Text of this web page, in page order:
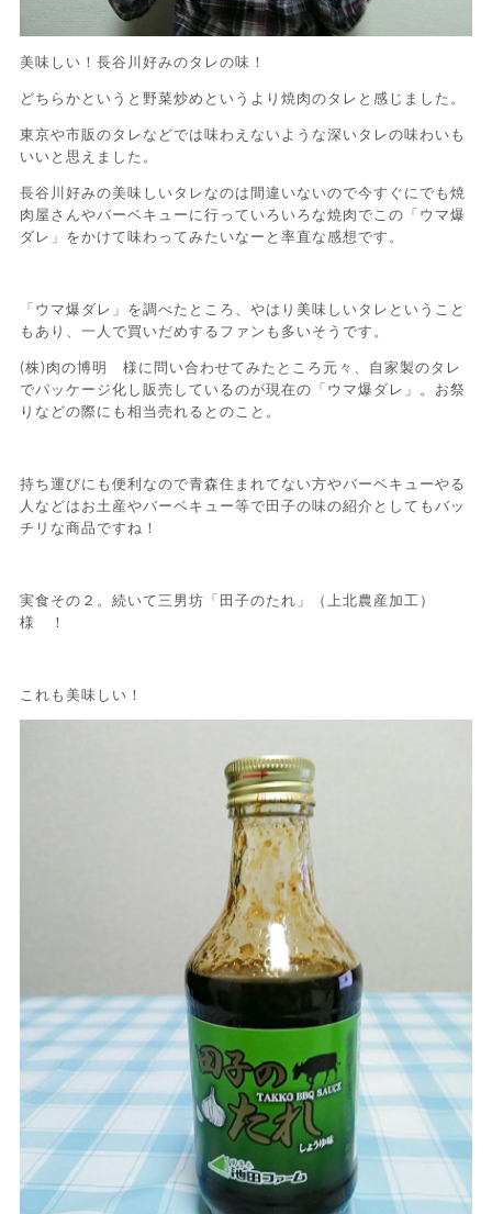
美味しい！長谷川好みのタレの味！
どちらかというと野菜炒めというより焼肉のタレと感じました。
東京や市販のタレなどでは味わえないような深いタレの味わいも
いいと思えました。
長谷川好みの美味しいタレなのは間違いないので今すぐにでも焼
肉屋さんやバーベキューに行っていろいろな焼肉でこの「ウマ爆
ダレ」をかけて味わってみたいなーと率直な感想です。
「ウマ爆ダレ」を調べたところ、やはり美味しいタレということ
もあり、一人で買いだめするファンも多いそうです。
(株)肉の博明 様に問い合わせてみたところ元々、自家製のタレ
でパッケージ化し販売しているのが現在の「ウマ爆ダレ」。お祭
りなどの際にも相当売れるとのこと。
持ち運びにも便利なので青森住まれてない方やバーベキューやる
人などはお土産やバーベキュー等で田子の味の紹介としてもバッ
チリな商品ですね！
実食その２。続いて三男坊「田子のたれ」（上北農産加工）
様 ！
これも美味しい！